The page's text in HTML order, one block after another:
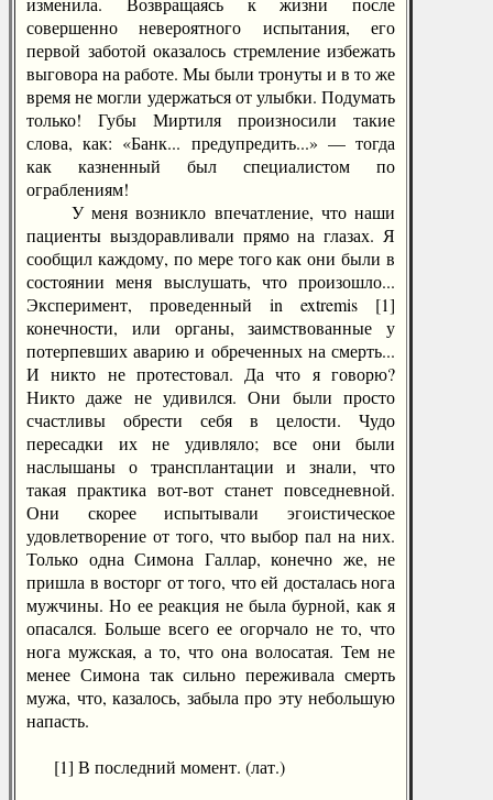
совершенно невероятного испытания, его
первой заботой оказалось стремление избежать
выговора на работе. Мы были тронуты и в то же
время не могли удержаться от улыбки. Подумать
только! Губы Миртиля произносили такие
слова, как: «Банк... предупредить...» — тогда
как казненный был специалистом по
ограблениям!
У меня возникло впечатление, что наши
пациенты выздоравливали прямо на глазах. Я
сообщил каждому, по мере того как они были в
состоянии меня выслушать, что произошло...
Эксперимент, проведенный in extremis [1]
конечности, или органы, заимствованные у
потерпевших аварию и обреченных на смерть...
И никто не протестовал. Да что я говорю?
Никто даже не удивился. Они были просто
счастливы обрести себя в целости. Чудо
пересадки их не удивляло; все они были
наслышаны о трансплантации и знали, что
такая практика вот-вот станет повседневной.
Они скорее испытывали эгоистическое
удовлетворение от того, что выбор пал на них.
Только одна Симона Галлар, конечно же, не
пришла в восторг от того, что ей досталась нога
мужчины. Но ее реакция не была бурной, как я
опасался. Больше всего ее огорчало не то, что
нога мужская, а то, что она волосатая. Тем не
менее Симона так сильно переживала смерть
мужа, что, казалось, забыла про эту небольшую
напасть.
[1] В последний момент. (лат.)